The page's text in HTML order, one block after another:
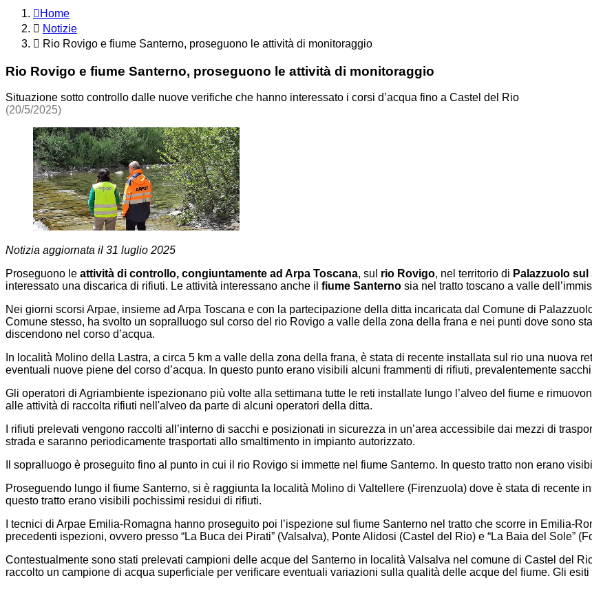
Home
Notizie
Rio Rovigo e fiume Santerno, proseguono le attività di monitoraggio
Rio Rovigo e fiume Santerno, proseguono le attività di monitoraggio
Situazione sotto controllo dalle nuove verifiche che hanno interessato i corsi d’acqua fino a Castel del Rio
(20/5/2025)
Notizia aggiornata il 31 luglio 2025
Proseguono le attività di controllo, congiuntamente ad Arpa Toscana, sul rio Rovigo, nel territorio di Palazzuolo sul
interessato una discarica di rifiuti. Le attività interessano anche il fiume Santerno sia nel tratto toscano a valle
Nei giorni scorsi Arpae, insieme ad Arpa Toscana e con la partecipazione della ditta incaricata dal Comune di
Comune stesso, ha svolto un sopralluogo sul corso del rio Rovigo a valle della zona della frana e nei punti dove sono
discendono nel corso d’acqua.
In località Molino della Lastra, a circa 5 km a valle della zona della frana, è stata di recente installata sul rio una nuova
eventuali nuove piene del corso d’acqua. In questo punto erano visibili alcuni frammenti di rifiuti, prevalentemente
Gli operatori di Agriambiente ispezionano più volte alla settimana tutte le reti installate lungo l’alveo del fiume e
alle attività di raccolta rifiuti nell'alveo da parte di alcuni operatori della ditta.
I rifiuti prelevati vengono raccolti all’interno di sacchi e posizionati in sicurezza in un’area accessibile dai mezzi di
strada e saranno periodicamente trasportati allo smaltimento in impianto autorizzato.
Il sopralluogo è proseguito fino al punto in cui il rio Rovigo si immette nel fiume Santerno. In questo tratto non erano
Proseguendo lungo il fiume Santerno, si è raggiunta la località Molino di Valtellere (Firenzuola) dove è stata di recente
questo tratto erano visibili pochissimi residui di rifiuti.
I tecnici di Arpae Emilia-Romagna hanno proseguito poi l’ispezione sul fiume Santerno nel tratto che scorre in Emilia-
precedenti ispezioni, ovvero presso “La Buca dei Pirati” (Valsalva), Ponte Alidosi (Castel del Rio) e “La Baia del Sole”
Contestualmente sono stati prelevati campioni delle acque del Santerno in località Valsalva nel comune di Castel del
raccolto un campione di acqua superficiale per verificare eventuali variazioni sulla qualità delle acque del fiume. Gli